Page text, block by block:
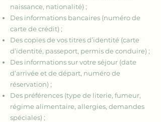
naissance, nationalité) ;
Des informations bancaires (numéro de
carte de crédit) ;
Des copies de vos titres d’identité (carte
d’identité, passeport, permis de conduire) ;
Des informations sur votre séjour (date
d’arrivée et de départ, numéro de
réservation) ;
Des préférences (type de literie, fumeur,
régime alimentaire, allergies, demandes
spéciales) ;